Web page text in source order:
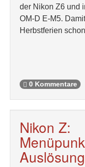
der Nikon Z6 und
OM-D E-M5.
Herbstferien
0 Kommentare
Nikon Z: